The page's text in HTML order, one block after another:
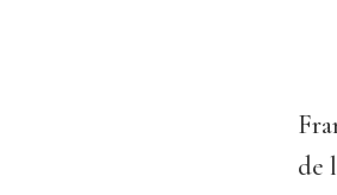
de